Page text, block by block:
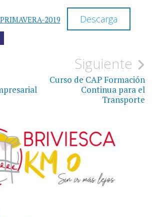
2019 Descarga
Siguiente
Curso de CAP Formación
Continua para el
Transporte